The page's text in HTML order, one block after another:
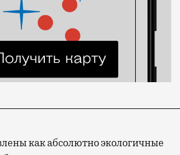
как абсолютно экологичные